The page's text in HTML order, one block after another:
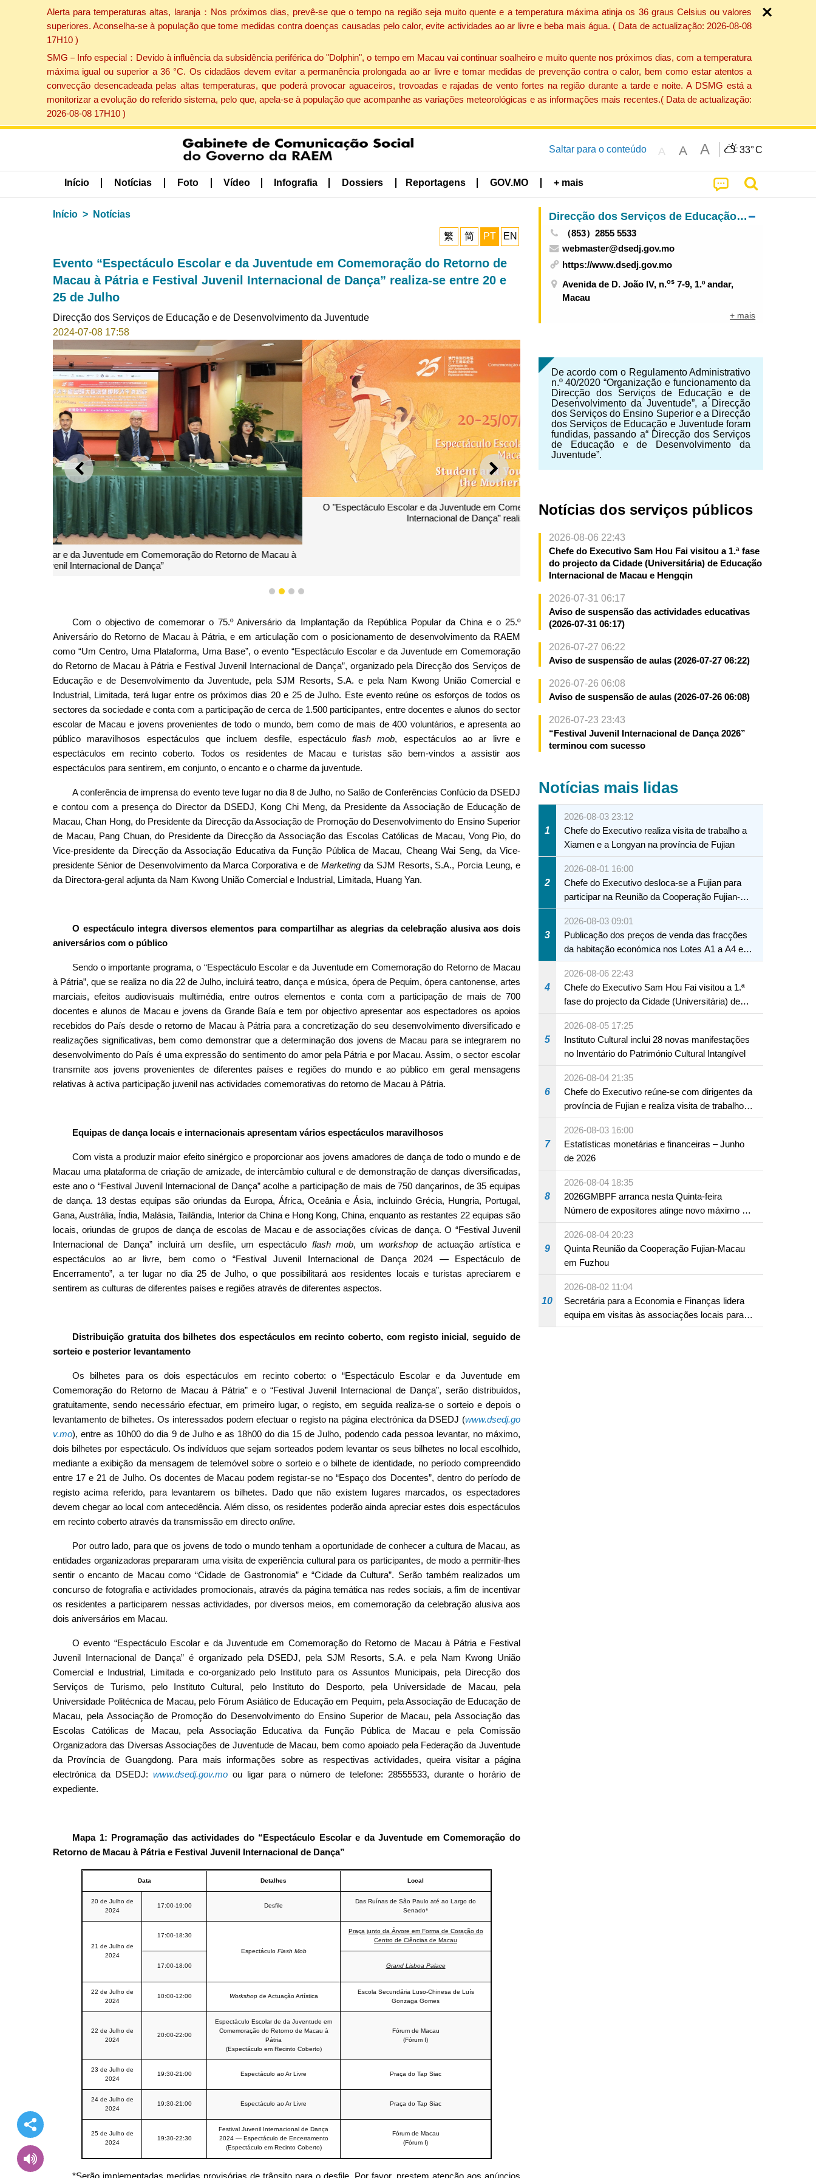
Alerta para temperaturas altas, laranja：Nos próximos dias, prevê-se que o tempo na região seja muito quente e a temperatura máxima atinja os 36 graus Celsius ou valores
superiores. Aconselha-se à população que tome medidas contra doenças causadas pelo calor, evite actividades ao ar livre e beba mais água. ( Data de actualização: 2026-08-08
17H10 )
SMG－Info especial：Devido à influência da subsidência periférica do "Dolphin", o tempo em Macau vai continuar soalheiro e muito quente nos próximos dias, com a temperatura
máxima igual ou superior a 36 °C. Os cidadãos devem evitar a permanência prolongada ao ar livre e tomar medidas de prevenção contra o calor, bem como estar atentos a
convecção desencadeada pelas altas temperaturas, que poderá provocar aguaceiros, trovoadas e rajadas de vento fortes na região durante a tarde e noite. A DSMG está a
monitorizar a evolução do referido sistema, pelo que, apela-se à população que acompanhe as variações meteorológicas e as informações mais recentes.( Data de actualização:
2026-08-08 17H10 )
Saltar para o conteúdo A A A 33°C
Início Notícias Foto Vídeo Infografia Dossiers Reportagens GOV.MO + mais
Início Notícias
繁 简 PT EN
Evento “Espectáculo Escolar e da Juventude em Comemoração do Retorno de
Macau à Pátria e Festival Juvenil Internacional de Dança” realiza-se entre 20 e
25 de Julho
Direcção dos Serviços de Educação e de Desenvolvimento da Juventude
2024-07-08 17:58
ANTERIOR SEGUINTE
O "Espectáculo Escolar e da Juventude em Comemoração do Retorno de Macau à Pátria e Festival Juvenil
Internacional de Dança” realiza-se entre 20 e 25 de Julho de 2024
1 2 3 4
Com o objectivo de comemorar o 75.º Aniversário da Implantação da República Popular da China e o 25.º
Aniversário do Retorno de Macau à Pátria, e em articulação com o posicionamento de desenvolvimento da RAEM
como “Um Centro, Uma Plataforma, Uma Base”, o evento “Espectáculo Escolar e da Juventude em Comemoração
do Retorno de Macau à Pátria e Festival Juvenil Internacional de Dança”, organizado pela Direcção dos Serviços de
Educação e de Desenvolvimento da Juventude, pela SJM Resorts, S.A. e pela Nam Kwong União Comercial e
Industrial, Limitada, terá lugar entre os próximos dias 20 e 25 de Julho. Este evento reúne os esforços de todos os
sectores da sociedade e conta com a participação de cerca de 1.500 participantes, entre docentes e alunos do sector
escolar de Macau e jovens provenientes de todo o mundo, bem como de mais de 400 voluntários, e apresenta ao
público maravilhosos espectáculos que incluem desfile, espectáculoflash mob, espectáculos ao ar livre e
espectáculos em recinto coberto. Todos os residentes de Macau e turistas são bem-vindos a assistir aos
espectáculos para sentirem, em conjunto, o encanto e o charme da juventude.
A conferência de imprensa do evento teve lugar no dia 8 de Julho, no Salão de Conferências Confúcio da DSEDJ
e contou com a presença do Director da DSEDJ, Kong Chi Meng, da Presidente da Associação de Educação de
Macau, Chan Hong, do Presidente da Direcção da Associação de Promoção do Desenvolvimento do Ensino Superior
de Macau, Pang Chuan, do Presidente da Direcção da Associação das Escolas Católicas de Macau, Vong Pio, do
Vice-presidente da Direcção da Associação Educativa da Função Pública de Macau, Cheang Wai Seng, da Vice-
presidente Sénior de Desenvolvimento da Marca Corporativa e de Marketingda SJM Resorts, S.A., Porcia Leung, e
da Directora-geral adjunta da Nam Kwong União Comercial e Industrial, Limitada, Huang Yan.
O espectáculo integra diversos elementos para compartilhar as alegrias da celebração alusiva aos dois
aniversários com o público
Sendo o importante programa, o “Espectáculo Escolar e da Juventude em Comemoração do Retorno de Macau
à Pátria”, que se realiza no dia 22 de Julho, incluirá teatro, dança e música, ópera de Pequim, ópera cantonense, artes
marciais, efeitos audiovisuais multimédia, entre outros elementos e conta com a participação de mais de 700
docentes e alunos de Macau e jovens da Grande Baía e tem por objectivo apresentar aos espectadores os apoios
recebidos do País desde o retorno de Macau à Pátria para a concretização do seu desenvolvimento diversificado e
realizações significativas, bem como demonstrar que a determinação dos jovens de Macau para se integrarem no
desenvolvimento do País é uma expressão do sentimento do amor pela Pátria e por Macau. Assim, o sector escolar
transmite aos jovens provenientes de diferentes países e regiões do mundo e ao público em geral mensagens
relativas à activa participação juvenil nas actividades comemorativas do retorno de Macau à Pátria.
Equipas de dança locais e internacionais apresentam vários espectáculos maravilhosos
Com vista a produzir maior efeito sinérgico e proporcionar aos jovens amadores de dança de todo o mundo e de
Macau uma plataforma de criação de amizade, de intercâmbio cultural e de demonstração de danças diversificadas,
este ano o “Festival Juvenil Internacional de Dança” acolhe a participação de mais de 750 dançarinos, de 35 equipas
de dança. 13 destas equipas são oriundas da Europa, África, Oceânia e Ásia, incluindo Grécia, Hungria, Portugal,
Gana, Austrália, Índia, Malásia, Tailândia, Interior da China e Hong Kong, China, enquanto as restantes 22 equipas são
locais, oriundas de grupos de dança de escolas de Macau e de associações cívicas de dança. O “Festival Juvenil
Internacional de Dança” incluirá um desfile, um espectáculo flash mob, um workshopde actuação artística e
espectáculos ao ar livre, bem como o “Festival Juvenil Internacional de Dança 2024 — Espectáculo de
Encerramento”, a ter lugar no dia 25 de Julho, o que possibilitará aos residentes locais e turistas apreciarem e
sentirem as culturas de diferentes países e regiões através de diferentes aspectos.
Distribuição gratuita dos bilhetes dos espectáculos em recinto coberto, com registo inicial, seguido de
sorteio e posterior levantamento
Os bilhetes para os dois espectáculos em recinto coberto: o “Espectáculo Escolar e da Juventude em
Comemoração do Retorno de Macau à Pátria” e o “Festival Juvenil Internacional de Dança”, serão distribuídos,
gratuitamente, sendo necessário efectuar, em primeiro lugar, o registo, em seguida realiza-se o sorteio e depois o
levantamento de bilhetes. Os interessados podem efectuar o registo na página electrónica da DSEDJ (www.dsedj.go
v.mo), entre as 10h00 do dia 9 de Julho e as 18h00 do dia 15 de Julho, podendo cada pessoa levantar, no máximo,
dois bilhetes por espectáculo. Os indivíduos que sejam sorteados podem levantar os seus bilhetes no local escolhido,
mediante a exibição da mensagem de telemóvel sobre o sorteio e o bilhete de identidade, no período compreendido
entre 17 e 21 de Julho. Os docentes de Macau podem registar-se no “Espaço dos Docentes”, dentro do período de
registo acima referido, para levantarem os bilhetes. Dado que não existem lugares marcados, os espectadores
devem chegar ao local com antecedência. Além disso, os residentes poderão ainda apreciar estes dois espectáculos
em recinto coberto através da transmissão em directo online.
Por outro lado, para que os jovens de todo o mundo tenham a oportunidade de conhecer a cultura de Macau, as
entidades organizadoras prepararam uma visita de experiência cultural para os participantes, de modo a permitir-lhes
sentir o encanto de Macau como “Cidade de Gastronomia” e “Cidade da Cultura”. Serão também realizados um
concurso de fotografia e actividades promocionais, através da página temática nas redes sociais, a fim de incentivar
os residentes a participarem nessas actividades, por diversos meios, em comemoração da celebração alusiva aos
dois aniversários em Macau.
O evento “Espectáculo Escolar e da Juventude em Comemoração do Retorno de Macau à Pátria e Festival
Juvenil Internacional de Dança” é organizado pela DSEDJ, pela SJM Resorts, S.A. e pela Nam Kwong União
Comercial e Industrial, Limitada e co-organizado pelo Instituto para os Assuntos Municipais, pela Direcção dos
Serviços de Turismo, pelo Instituto Cultural, pelo Instituto do Desporto, pela Universidade de Macau, pela
Universidade Politécnica de Macau, pelo Fórum Asiático de Educação em Pequim, pela Associação de Educação de
Macau, pela Associação de Promoção do Desenvolvimento do Ensino Superior de Macau, pela Associação das
Escolas Católicas de Macau, pela Associação Educativa da Função Pública de Macau e pela Comissão
Organizadora das Diversas Associações de Juventude de Macau, bem como apoiado pela Federação da Juventude
da Província de Guangdong. Para mais informações sobre as respectivas actividades, queira visitar a página
electrónica da DSEDJ: www.dsedj.gov.moou ligar para o número de telefone: 28555533, durante o horário de
expediente.
Mapa 1: Programação das actividades do “Espectáculo Escolar e da Juventude em Comemoração do
Retorno de Macau à Pátria e Festival Juvenil Internacional de Dança”
Data Detalhes Local
20 de Julho de
2024
17:00-19:00 Desfile
Das Ruínas de São Paulo até ao Largo do
Senado*
21 de Julho de
2024
17:00-18:30
Espectáculo Flash Mob
Praça junto da Árvore em Forma de Coração do
Centro de Ciências de Macau
17:00-18:00 Grand Lisboa Palace
22 de Julho de
2024
10:00-12:00 Workshopde Actuação Artística
Escola Secundária Luso-Chinesa de Luís
Gonzaga Gomes
22 de Julho de
2024
20:00-22:00
Espectáculo Escolar de da Juventude em
Comemoração do Retorno de Macau à
Pátria
(Espectáculo em Recinto Coberto)
Fórum de Macau
(Fórum I)
23 de Julho de
2024
19:30-21:00 Espectáculo ao Ar Livre Praça do Tap Siac
24 de Julho de
2024
19:30-21:00 Espectáculo ao Ar Livre Praça do Tap Siac
25 de Julho de
2024
19:30-22:30
Festival Juvenil Internacional de Dança
2024 — Espectáculo de Encerramento
(Espectáculo em Recinto Coberto)
Fórum de Macau
(Fórum I)
*Serão implementadas medidas provisórias de trânsito para o desfile. Por favor, prestem atenção aos anúncios
Direcção dos Serviços de Educação e de Desenvolvimento da Juventude
（853）2855 5533
webmaster@dsedj.gov.mo
https://www.dsedj.gov.mo
Avenida de D. João IV, n.os 7-9, 1.º andar,
Macau
+ mais
De acordo com o Regulamento Administrativo
n.º 40/2020 “Organização e funcionamento da
Direcção dos Serviços de Educação e de
Desenvolvimento da Juventude”, a Direcção
dos Serviços do Ensino Superior e a Direcção
dos Serviços de Educação e Juventude foram
fundidas, passando a“ Direcção dos Serviços
de Educação e de Desenvolvimento da
Juventude”.
Notícias dos serviços públicos
2026-08-06 22:43
Chefe do Executivo Sam Hou Fai visitou a 1.ª fase
do projecto da Cidade (Universitária) de Educação
Internacional de Macau e Hengqin
2026-07-31 06:17
Aviso de suspensão das actividades educativas
(2026-07-31 06:17)
2026-07-27 06:22
Aviso de suspensão de aulas (2026-07-27 06:22)
2026-07-26 06:08
Aviso de suspensão de aulas (2026-07-26 06:08)
2026-07-23 23:43
“Festival Juvenil Internacional de Dança 2026”
terminou com sucesso
Notícias mais lidas
1
2026-08-03 23:12
Chefe do Executivo realiza visita de trabalho a
Xiamen e a Longyan na província de Fujian
2
2026-08-01 16:00
Chefe do Executivo desloca-se a Fujian para
participar na Reunião da Cooperação Fujian-
Macau
3
2026-08-03 09:01
Publicação dos preços de venda das fracções
da habitação económica nos Lotes A1 a A4 e
A12 da Zona A dos Novos Aterros
4
2026-08-06 22:43
Chefe do Executivo Sam Hou Fai visitou a 1.ª
fase do projecto da Cidade (Universitária) de
Educação Internacional de Macau e Hengqin
5
2026-08-05 17:25
Instituto Cultural inclui 28 novas manifestações
no Inventário do Património Cultural Intangível
6
2026-08-04 21:35
Chefe do Executivo reúne-se com dirigentes da
província de Fujian e realiza visita de trabalho
em Fuzhou
7
2026-08-03 16:00
Estatísticas monetárias e financeiras – Junho
de 2026
8
2026-08-04 18:35
2026GMBPF arranca nesta Quinta-feira
Número de expositores atinge novo máximo em
18 anos
9
2026-08-04 20:23
Quinta Reunião da Cooperação Fujian-Macau
em Fuzhou
10
2026-08-02 11:04
Secretária para a Economia e Finanças lidera
equipa em visitas às associações locais para
consolidar consensos e promover os trabalhos